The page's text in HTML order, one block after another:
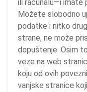
ili računalu—i imate
Možete slobodno
podatke i nitko
strane, ne može
dopuštenje. Osim
veze na web
koju od ovih
vanjske stranice